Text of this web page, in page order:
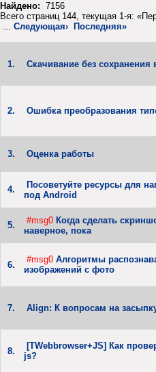
Найдено: 7156
Всего страниц 144, текущая 1-я:
... Следующая› Последняя»
1. Скачивание без сохранения
2. Ошибка преобразования
3. Оценка работы
4.
Посоветуйте ресурсы для
под Android
5. #msg0 Когда сделать
наверное, пока
6.
#msg0 Алгоритмы
изображений с фото
7. Align: К вопросам на
8.
[TWebbrowser+JS] Как
js?